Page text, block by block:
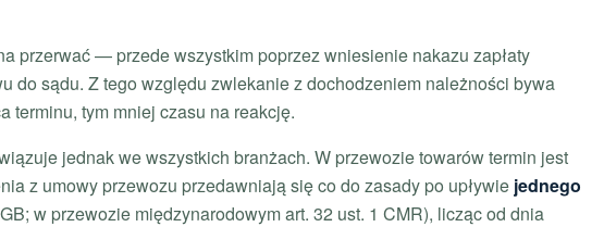
przerwać — przede wszystkim poprzez wniesienie nakazu zapłaty
do sądu. Z tego względu zwlekanie z dochodzeniem należności bywa
terminu, tym mniej czasu na reakcję.
jednak we wszystkich branżach. W przewozie towarów termin jest
z umowy przewozu przedawniają się co do zasady po upływie jednego
w przewozie międzynarodowym art. 32 ust. 1 CMR), licząc od dnia